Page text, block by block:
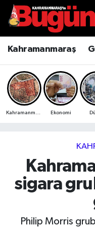
Kahramanmaraş
Ekonomi
sigara
Philip Morris
Bilim ve
Çevre
Ekonomi
Genel
Güncel
Kahramanmaraş
Süper Lig Puan
Tüm Manşetler
Son Dakika
Haber Arşivi